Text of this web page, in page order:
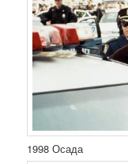
1998 Осада